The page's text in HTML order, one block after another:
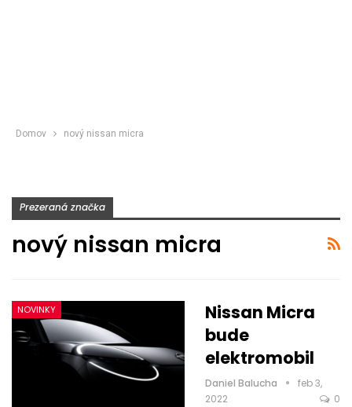
Domov nový nissan micra
Prezeraná značka
nový nissan micra
NOVINKY
Nissan Micra
bude
elektromobil
Daniel Balucha
feb 3,
2022
0